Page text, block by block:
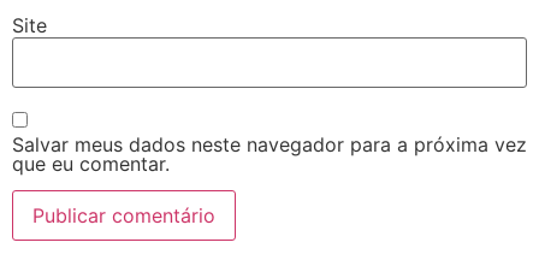
Site
Salvar meus dados neste navegador para a próxima vez
que eu comentar.